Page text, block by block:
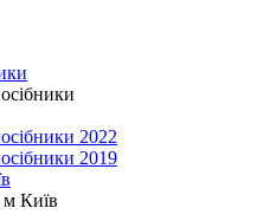
2022
2019
м Київ